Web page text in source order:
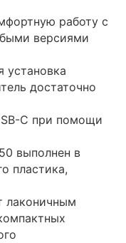
работу с
версиями
установка
достаточно
C при помощи
выполнен в
пластика,
лаконичным